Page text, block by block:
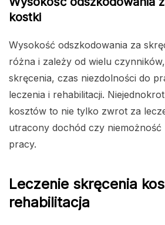
kostki
Wysokość odszkodowania za
różna i zależy od wielu
skręcenia, czas niezdolności do
leczenia i rehabilitacji.
kosztów to nie tylko zwrot za
utracony dochód czy niemożność
pracy.
Leczenie skręcenia
rehabilitacja